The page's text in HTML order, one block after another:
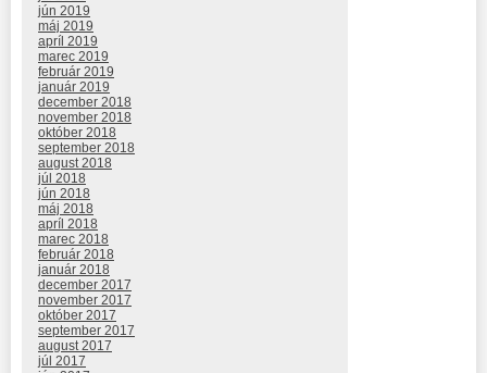
jún 2019
máj 2019
apríl 2019
marec 2019
február 2019
január 2019
december 2018
november 2018
október 2018
september 2018
august 2018
júl 2018
jún 2018
máj 2018
apríl 2018
marec 2018
február 2018
január 2018
december 2017
november 2017
október 2017
september 2017
august 2017
júl 2017